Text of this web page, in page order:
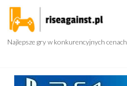
Przejdź
treści
Najlepsze gry w konkurencyjnych cenach